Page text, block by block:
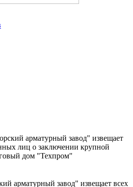
арматурный завод" извещает
лиц о заключении крупной
дом "Техпром"